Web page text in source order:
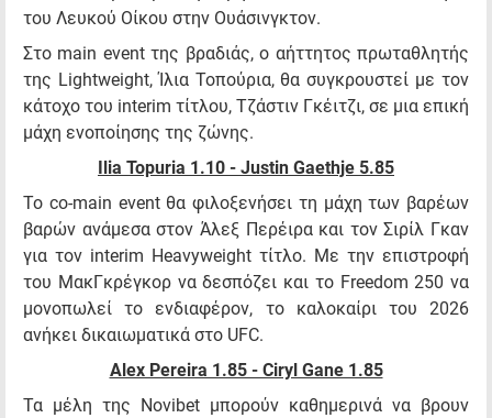
του Λευκού Οίκου στην Ουάσινγκτον.
Στο main event της βραδιάς, ο αήττητος πρωταθλητής
της Lightweight, Ίλια Τοπούρια, θα συγκρουστεί με τον
κάτοχο του interim τίτλου, Τζάστιν Γκέιτζι, σε μια επική
μάχη ενοποίησης της ζώνης.
Ilia Topuria 1.10 - Justin Gaethje 5.85
Το co-main event θα φιλοξενήσει τη μάχη των βαρέων
βαρών ανάμεσα στον Άλεξ Περέιρα και τον Σιρίλ Γκαν
για τον interim Heavyweight τίτλο. Με την επιστροφή
του ΜακΓκρέγκορ να δεσπόζει και το Freedom 250 να
μονοπωλεί το ενδιαφέρον, το καλοκαίρι του 2026
ανήκει δικαιωματικά στο UFC.
Alex Pereira 1.85 - Ciryl Gane 1.85
Τα μέλη της Novibet μπορούν καθημερινά να βρουν